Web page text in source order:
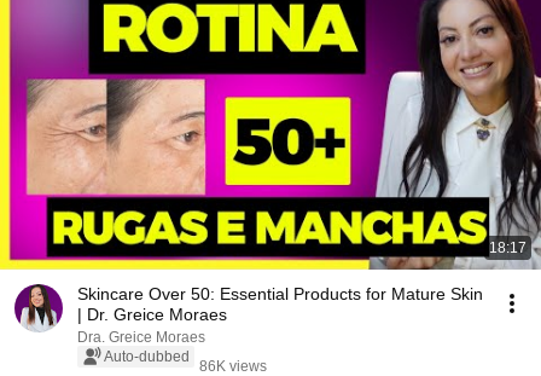
18:17
Skincare Over 50: Essential Products for Mature Skin
| Dr. Greice Moraes
Dra. Greice Moraes
Auto-dubbed
86K views